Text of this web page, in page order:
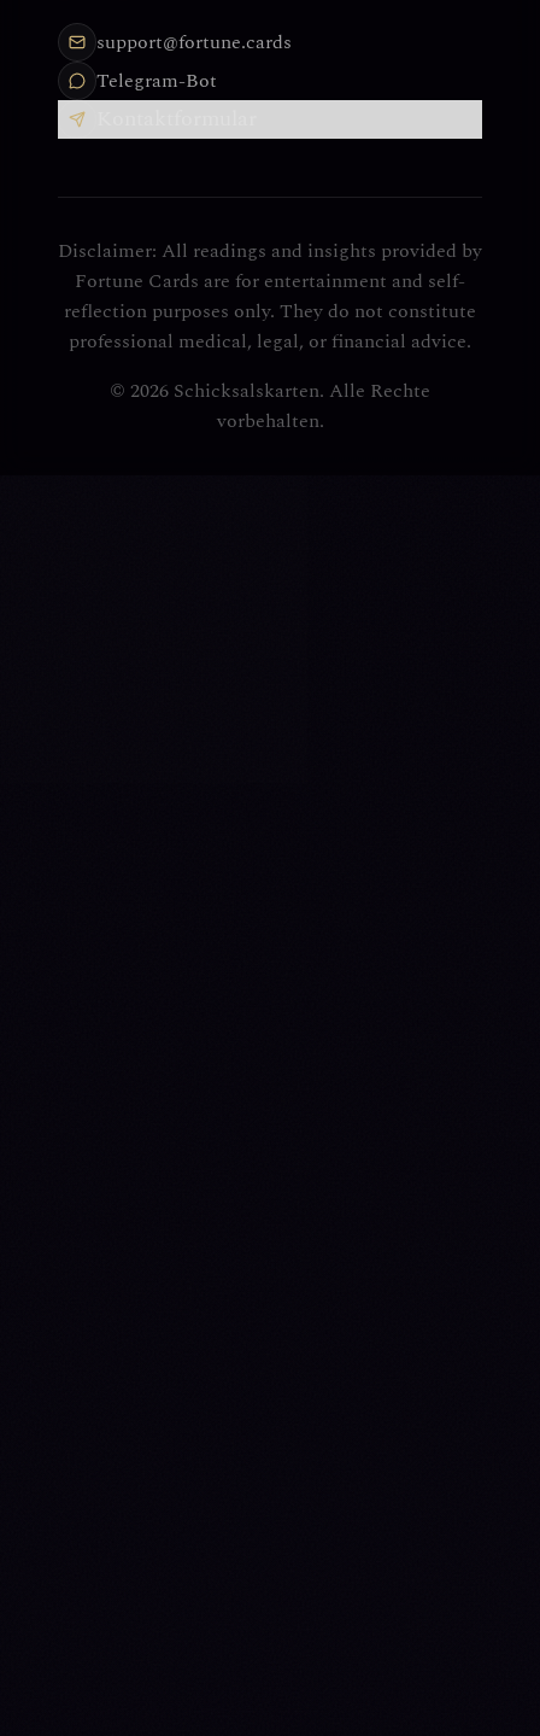
support@fortune.cards
Telegram-Bot
Disclaimer: All readings and insights provided by
Fortune Cards are for entertainment and self-
reflection purposes only. They do not constitute
professional medical, legal, or financial advice.
© 2026 Schicksalskarten. Alle Rechte
vorbehalten.